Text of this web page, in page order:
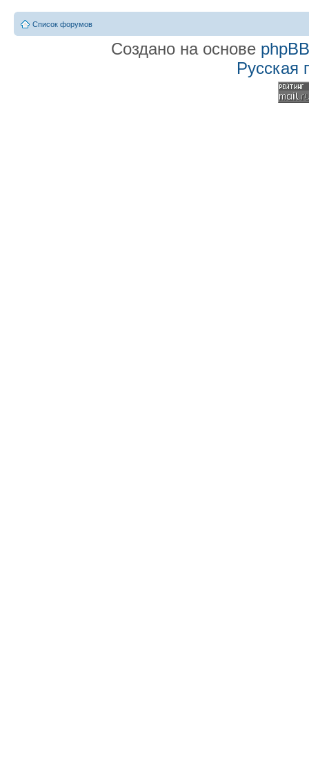
Список форумов
Создано на основе phpBB
Русская